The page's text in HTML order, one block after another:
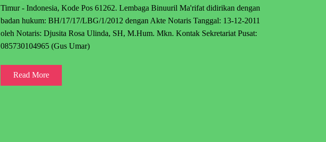
Timur - Indonesia, Kode Pos 61262. Lembaga Binuuril Ma'rifat didirikan dengan
badan hukum: BH/17/17/LBG/1/2012 dengan Akte Notaris Tanggal: 13-12-2011
oleh Notaris: Djusita Rosa Ulinda, SH, M.Hum. Mkn. Kontak Sekretariat Pusat:
085730104965 (Gus Umar)
Read More